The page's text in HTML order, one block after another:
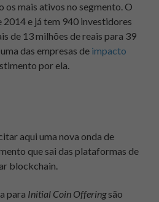
os mais ativos no segmento. O
2014 e já tem 940 investidores
de 13 milhões de reais para 39
das empresas de impacto
por ela.
aqui uma nova onda de
que sai das plataformas de
blockchain.
para Initial Coin Offeringsão